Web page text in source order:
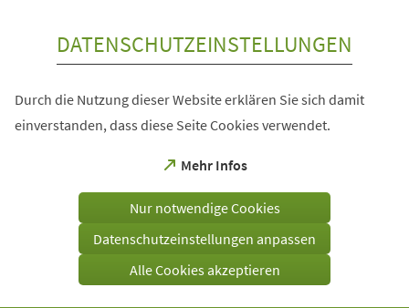
DATENSCHUTZEINSTELLUNGEN
Durch die Nutzung dieser Website erklären Sie sich damit
einverstanden, dass diese Seite Cookies verwendet.
Mehr Infos
(Öffnet
einem
Tab)
Nur notwendige Cookies
Datenschutzeinstellungen anpassen
Alle Cookies akzeptieren